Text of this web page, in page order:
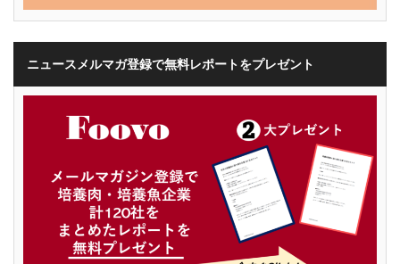
ニュースメルマガ登録で無料レポートをプレゼント